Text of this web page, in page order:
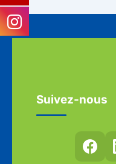
Suivez-nous